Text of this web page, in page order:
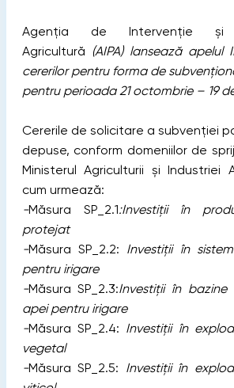
Agenția de Intervenție și
Agricultură (AIPA) lansează
cererilor pentru forma de
pentru perioada 21 octombrie – 19
Cererile de solicitare a subvenției
depuse, conform domeniilor de
Ministerul Agriculturii și Industriei
cum urmează:
-Măsura SP_2.1:Investiții în
protejat
-Măsura SP_2.2: Investiții în
pentru irigare
-Măsura SP_2.3:Investiții în
apei pentru irigare
-Măsura SP_2.4: Investiții în
vegetal
-Măsura SP_2.5: Investiții în